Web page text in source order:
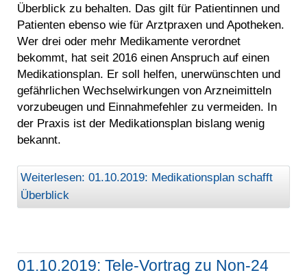
Überblick zu behalten. Das gilt für Patientinnen und
Patienten ebenso wie für Arztpraxen und Apotheken.
Wer drei oder mehr Medikamente verordnet
bekommt, hat seit 2016 einen Anspruch auf einen
Medikationsplan. Er soll helfen, unerwünschten und
gefährlichen Wechselwirkungen von Arzneimitteln
vorzubeugen und Einnahmefehler zu vermeiden. In
der Praxis ist der Medikationsplan bislang wenig
bekannt.
Weiterlesen: 01.10.2019: Medikationsplan schafft
Überblick
01.10.2019: Tele-Vortrag zu Non-24